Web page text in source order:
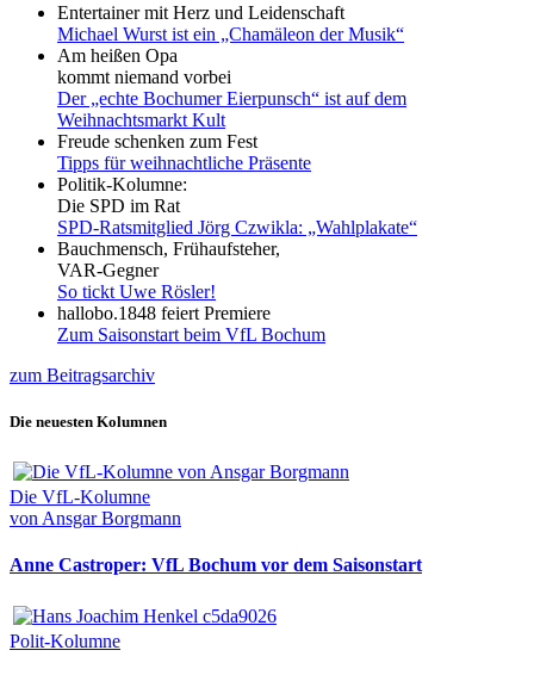
Entertainer mit Herz und Leidenschaft
Michael Wurst ist ein „Chamäleon der Musik“
Am heißen Opa
kommt niemand vorbei
Der „echte Bochumer Eierpunsch“ ist auf dem
Weihnachtsmarkt Kult
Freude schenken zum Fest
Tipps für weihnachtliche Präsente
Politik-Kolumne:
Die SPD im Rat
SPD-Ratsmitglied Jörg Czwikla: „Wahlplakate“
Bauchmensch, Frühaufsteher,
VAR-Gegner
So tickt Uwe Rösler!
hallobo.1848 feiert Premiere
Zum Saisonstart beim VfL Bochum
zum Beitragsarchiv
Die neuesten Kolumnen
Die VfL-Kolumne
von Ansgar Borgmann
Anne Castroper: VfL Bochum vor dem Saisonstart
Polit-Kolumne